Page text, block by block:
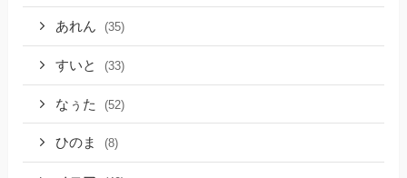
あれん (35)
すいと (33)
なぅた (52)
ひのま (8)